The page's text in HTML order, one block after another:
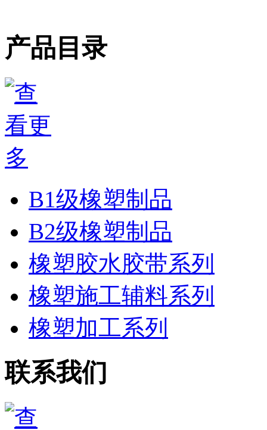
产品目录
B1级橡塑制品
B2级橡塑制品
橡塑胶水胶带系列
橡塑施工辅料系列
橡塑加工系列
联系我们